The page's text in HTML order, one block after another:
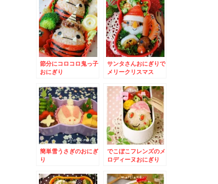
節分にコロコロ鬼っ子
おにぎり
サンタさんおにぎりで
メリークリスマス
簡単雪うさぎのおにぎ
り
でこぼこフレンズのメ
ロディーヌおにぎり